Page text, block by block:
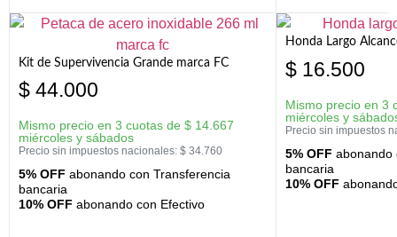
Kit de Supervivencia Grande marca FC
$ 44.000
Mismo precio en 3 cuotas de $ 14.667
miércoles y sábados
Precio sin impuestos nacionales: $ 34.760
5% OFF abonando con Transferencia
bancaria
10% OFF abonando con Efectivo
Honda Largo
$ 16.500
Mismo precio en 3
miércoles y
Precio sin impuestos
5% OFF abonando
bancaria
10% OFF